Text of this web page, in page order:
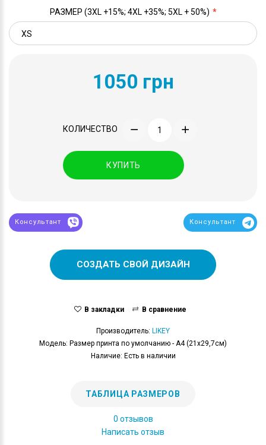
РАЗМЕР (3XL +15%; 4XL +35%; 5XL + 50%)
1050 грн
КОЛИЧЕСТВО
КУПИТЬ
Консультант Консультант
СОЗДАТЬ СВОЙ ДИЗАЙН
В закладки В сравнение
Производитель: LIKEY
Модель: Размер принта по умолчанию - А4 (21x29,7см)
Наличие: Есть в наличии
ТАБЛИЦА РАЗМЕРОВ
0 отзывов
Написать отзыв